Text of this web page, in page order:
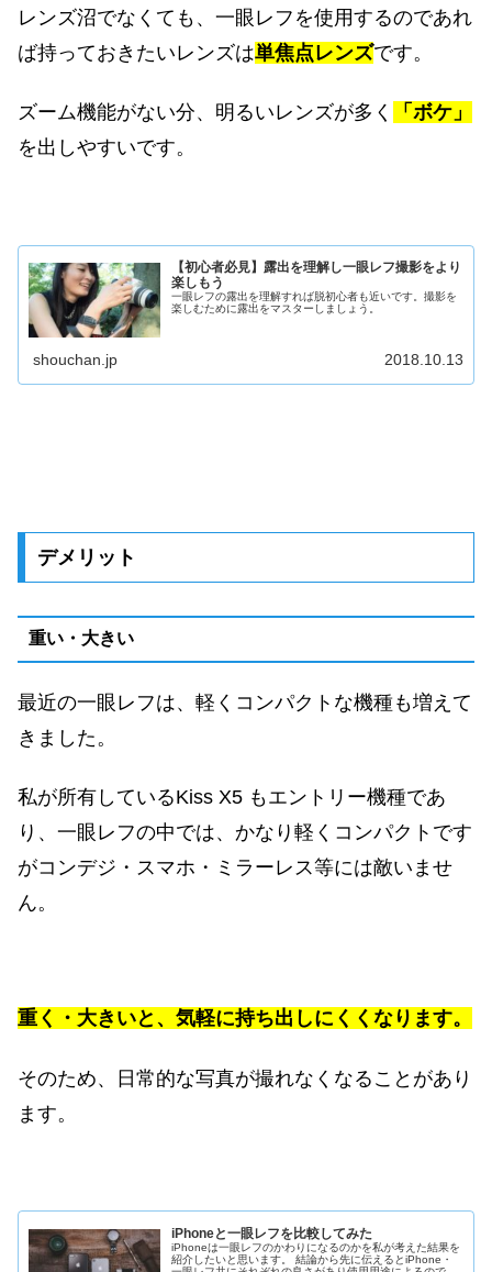
レンズ沼でなくても、一眼レフを使用するのであれ
ば持っておきたいレンズは単焦点レンズです。
ズーム機能がない分、明るいレンズが多く
「ボケ」
を出しやすいです。
【初心者必見】露出を理解し一眼レフ撮影をより
楽しもう
一眼レフの露出を理解すれば脱初心者も近いです。撮影を
楽しむために露出をマスターしましょう。
shouchan.jp 2018.10.13
デメリット
重い・大きい
最近の一眼レフは、軽くコンパクトな機種も増えて
きました。
私が所有しているKiss X5 もエントリー機種であ
り、一眼レフの中では、かなり軽くコンパクトです
がコンデジ・スマホ・ミラーレス等には敵いませ
ん。
重く・大きいと、気軽に持ち出しにくくなります。
そのため、日常的な写真が撮れなくなることがあり
ます。
iPhoneと一眼レフを比較してみた
iPhoneは一眼レフのかわりになるのかを私が考えた結果を
紹介したいと思います。 結論から先に伝えるとiPhone・